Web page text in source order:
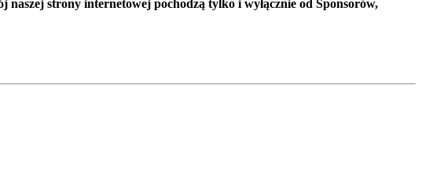
naszej strony internetowej pochodzą tylko i wyłącznie od Sponsorów,